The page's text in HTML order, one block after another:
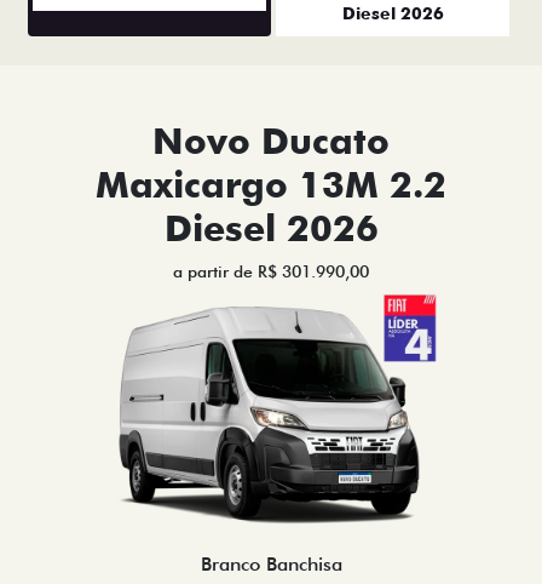
Diesel 2026
Novo Ducato
Maxicargo 13M 2.2
Diesel 2026
a partir de R$ 301.990,00
Branco Banchisa